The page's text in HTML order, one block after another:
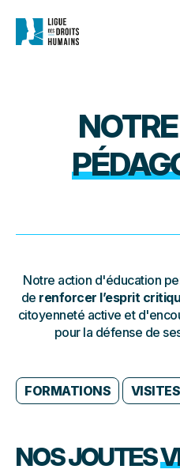
Notre action d'éducation
de renforcer l’esprit
citoyenneté active et
pour la défense de
FORMATIONS
NOS JOUTES